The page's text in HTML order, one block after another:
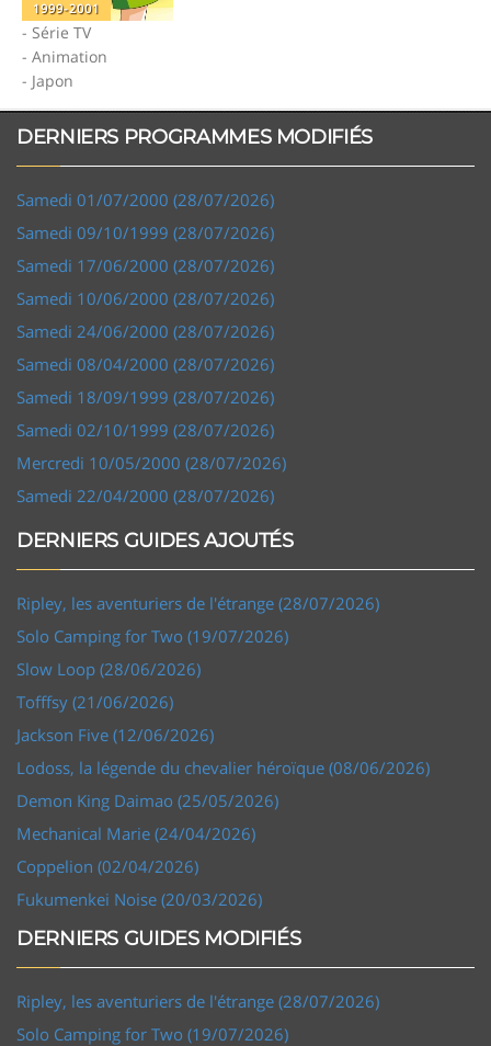
1999-2001
- Série TV
- Animation
- Japon
DERNIERS PROGRAMMES MODIFIÉS
Samedi 01/07/2000 (28/07/2026)
Samedi 09/10/1999 (28/07/2026)
Samedi 17/06/2000 (28/07/2026)
Samedi 10/06/2000 (28/07/2026)
Samedi 24/06/2000 (28/07/2026)
Samedi 08/04/2000 (28/07/2026)
Samedi 18/09/1999 (28/07/2026)
Samedi 02/10/1999 (28/07/2026)
Mercredi 10/05/2000 (28/07/2026)
Samedi 22/04/2000 (28/07/2026)
DERNIERS GUIDES AJOUTÉS
Ripley, les aventuriers de l'étrange (28/07/2026)
Solo Camping for Two (19/07/2026)
Slow Loop (28/06/2026)
Tofffsy (21/06/2026)
Jackson Five (12/06/2026)
Lodoss, la légende du chevalier héroïque (08/06/2026)
Demon King Daimao (25/05/2026)
Mechanical Marie (24/04/2026)
Coppelion (02/04/2026)
Fukumenkei Noise (20/03/2026)
DERNIERS GUIDES MODIFIÉS
Ripley, les aventuriers de l'étrange (28/07/2026)
Solo Camping for Two (19/07/2026)